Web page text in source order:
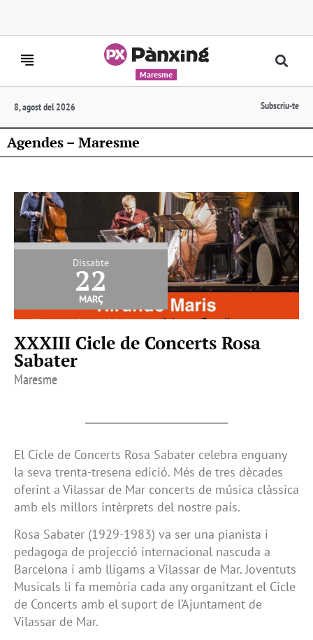
Maresme
8, agost del 2026 Subscriu-te
Agendes – Maresme
Dissabte
22
març
XXXIII Cicle de Concerts Rosa
Sabater
Maresme
El Cicle de Concerts Rosa Sabater celebra enguany
la seva trenta-tresena edició. Més de tres dècades
oferint a Vilassar de Mar concerts de música clàssica
amb els millors intèrprets del nostre país.
Rosa Sabater (1929-1983) va ser una pianista i
pedagoga de projecció internacional nascuda a
Barcelona i amb lligams a Vilassar de Mar. Joventuts
Musicals li fa memòria cada any organitzant el Cicle
de Concerts amb el suport de l’Ajuntament de
Vilassar de Mar.